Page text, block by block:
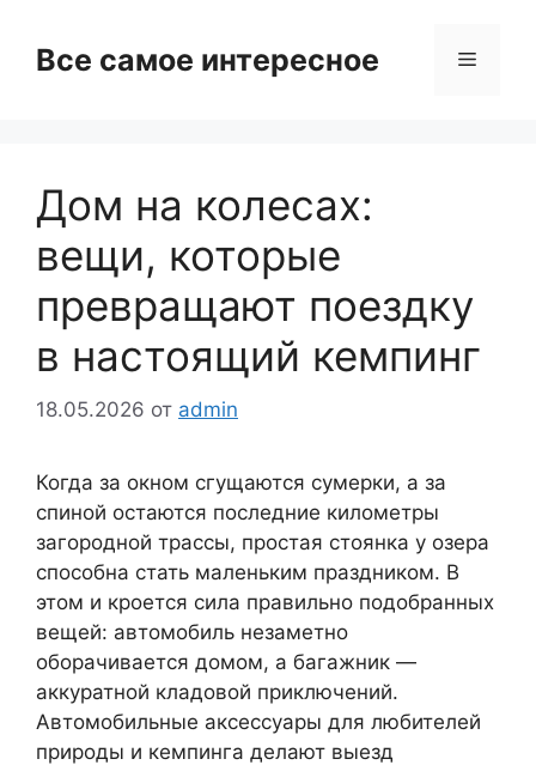
содержимому
Все самое интересное Меню
Дом на колесах:
вещи, которые
превращают поездку
в настоящий кемпинг
18.05.2026 от admin
Когда за окном сгущаются сумерки, а за
спиной остаются последние километры
загородной трассы, простая стоянка у озера
способна стать маленьким праздником. В
этом и кроется сила правильно подобранных
вещей: автомобиль незаметно
оборачивается домом, а багажник —
аккуратной кладовой приключений.
Автомобильные аксессуары для любителей
природы и кемпинга делают выезд